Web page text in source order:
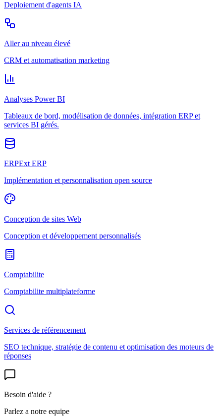
Deploiement d'agents IA
Aller au niveau élevé
CRM et automatisation marketing
Analyses Power BI
Tableaux de bord, modélisation de données, intégration ERP et
services BI gérés.
ERPExt ERP
Implémentation et personnalisation open source
Conception de sites Web
Conception et développement personnalisés
Comptabilite
Comptabilite multiplateforme
Services de référencement
SEO technique, stratégie de contenu et optimisation des moteurs de
réponses
Besoin d'aide ?
Parlez a notre equipe